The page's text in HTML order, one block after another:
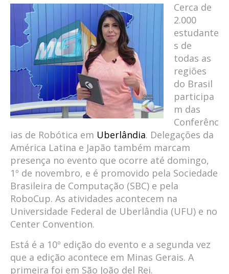
Cerca de
2.000
estudante
s de
todas as
regiões
do Brasil
participa
m das
Conferênc
ias de Robótica em Uberlândia. Delegações da
América Latina e Japão também marcam
presença no evento que ocorre até domingo,
1º de novembro, e é promovido pela Sociedade
Brasileira de Computação (SBC) e pela
RoboCup. As atividades acontecem na
Universidade Federal de Uberlândia (UFU) e no
Center Convention.
Está é a 10º edição do evento e a segunda vez
que a edição acontece em Minas Gerais. A
primeira foi em São João del Rei.